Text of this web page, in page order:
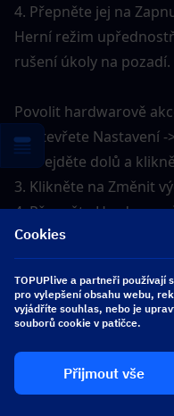
4. Přepněte jej na
Herní režim
rušení úkoly na pozadí.
Povolit hardwarově
1. Otevřete Nastavení -
2. Přejděte dolů a
3. Klikněte na Změnit
4. Přepněte
do polohy Zapnuto
5. Restartujte počítač
Tato funkce snižuje
kartě (GPU) spravovat
Nastavte schéma
1. Otevřete Ovládací
Cookies
TOPUPlive a partneři používají
pro vylepšení obsahu webu,
vyjádříte souhlas, nebo je
souborů cookie v patičce.
Přijmout vše